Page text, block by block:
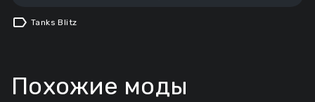
label Tanks Blitz
Похожие моды